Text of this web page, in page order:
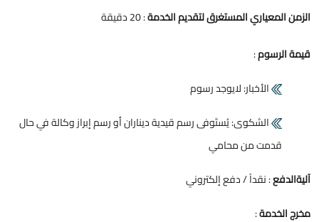
الزمن المعياري المستغرق لتقديم الخدمة: 20 دقيقة
قيمة الرسوم:
الأخبار: لايوجد رسوم
الشكوى: يُستَوفى رسم قيدية ديناران أو رسم إبراز وكالة في حال
قدمت من محامي
آليةالدفع: نقداً / دفع إلكتروني
مخرج الخدمة: